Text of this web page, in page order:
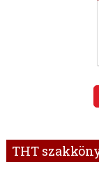
THT